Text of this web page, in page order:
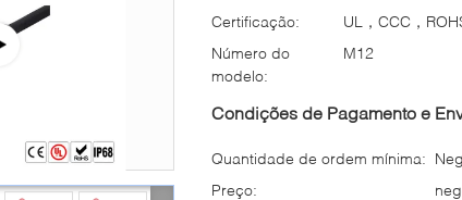
Certificação:
UL，CCC，
Número do
modelo:
M12
Condições de Pagamento e
Quantidade de ordem mínima:
Preço: